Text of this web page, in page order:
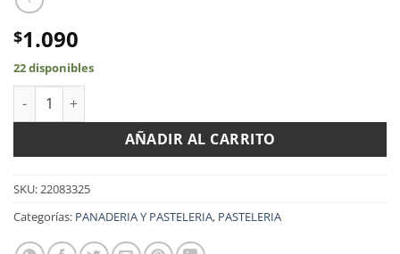
$1.090
22 disponibles
Galleton berries - Tierra Libre cantidad
AÑADIR AL CARRITO
SKU:22083325
Categorías: PANADERIA Y PASTELERIA, PASTELERIA